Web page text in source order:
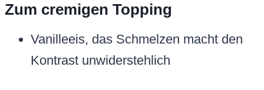
Zum cremigen Topping
Vanilleeis, das Schmelzen macht den
Kontrast unwiderstehlich